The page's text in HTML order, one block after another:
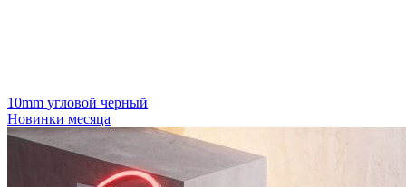
10mm угловой черный
Новинки месяца